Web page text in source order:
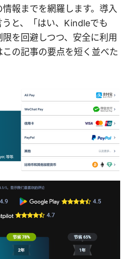
報までを網羅します。導入
うと、「はい、Kindleでも
を回避しつつ、安全に利用
の記事の要点を短く並べた